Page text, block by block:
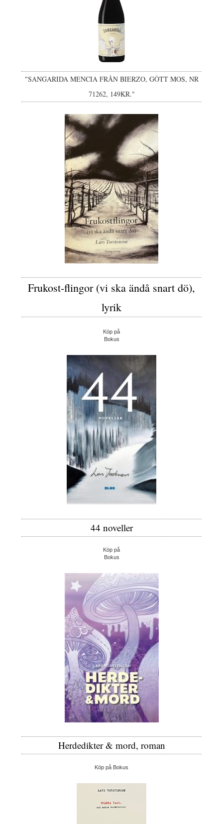
"SANGARIDA MENCIA FRÅN BIERZO, GÔTT MOS, NR
71262, 149KR."
Frukost-flingor (vi ska ändå snart dö),
lyrik
Köp på
Bokus
44 noveller
Köp på
Bokus
Herdedikter & mord, roman
Köp på Bokus